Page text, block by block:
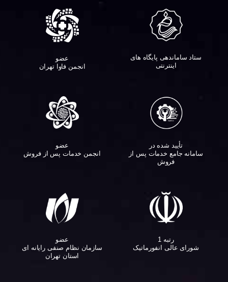
ستاد ساماندهی پایگاه های
اینترنتی
عضو
انجمن فاوا تهران
تأیید شده در
سامانه جامع خدمات پس از
فروش
عضو
انجمن خدمات پس از فروش
رتبه 1
شورای عالی انفورماتیک
عضو
سازمان نظام صنفی رایانه ای
استان تهران